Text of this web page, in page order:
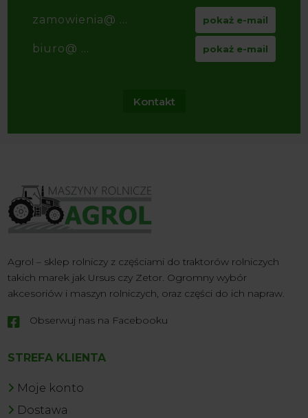
zamowienia@ ... pokaż e-mail
biuro@ ... pokaż e-mail
Kontakt
Agrol – sklep rolniczy z częściami do traktorów rolniczych
takich marek jak Ursus czy Zetor. Ogromny wybór
akcesoriów i maszyn rolniczych, oraz części do ich napraw.
 Obserwuj nas na Facebooku
STREFA KLIENTA
Moje konto
Dostawa